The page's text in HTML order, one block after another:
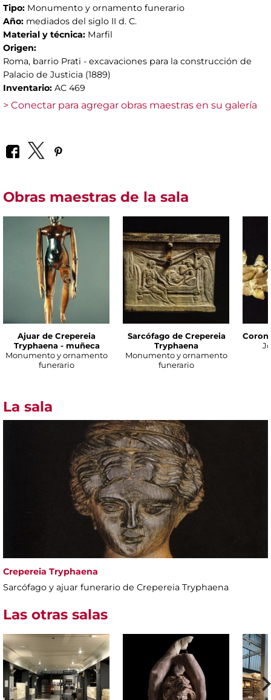
Tipo: Monumento y ornamento funerario
Año: mediados del siglo II d. C.
Material y técnica: Marfil
Origen:
Roma, barrio Prati - excavaciones para la construcción de
Palacio de Justicia (1889)
Inventario: AC 469
> Conectar para agregar obras maestras en su galería
Obras maestras de la sala
Ajuar de Crepereia
Tryphaena - muñeca
Monumento y ornamento
funerario
Sarcófago de Crepereia
Tryphaena
Monumento y ornamento
funerario
La sala
Crepereia Tryphaena
Sarcófago y ajuar funerario de Crepereia Tryphaena
Las otras salas